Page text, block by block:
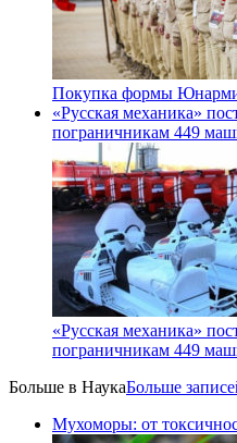
Покупка формы
«Русская механика»
пограничникам 449
«Русская механика»
пограничникам 449
Больше в НаукаБольше
Мухоморы: от